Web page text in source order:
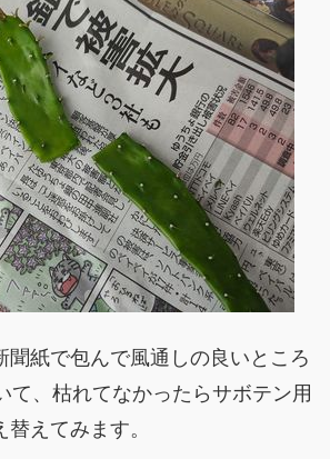
聞紙で包んで風通しの良いところ
て、枯れてなかったらサボテン用
えてみます。